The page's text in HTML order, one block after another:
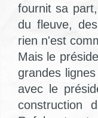
fournit sa
du fleuve,
rien n'est
Mais le
grandes
avec le
construction